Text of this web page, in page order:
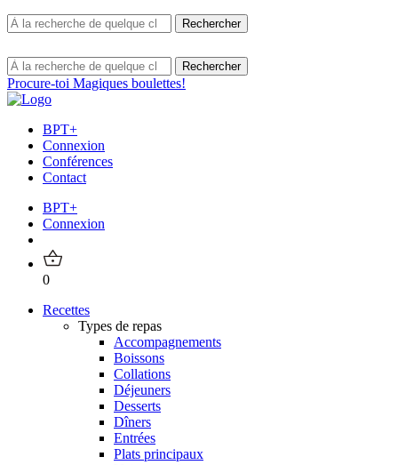
Procure-toi Magiques boulettes!
BPT+
Connexion
Conférences
Contact
BPT+
Connexion
0
Recettes
Types de repas
Accompagnements
Boissons
Collations
Déjeuners
Desserts
Dîners
Entrées
Plats principaux